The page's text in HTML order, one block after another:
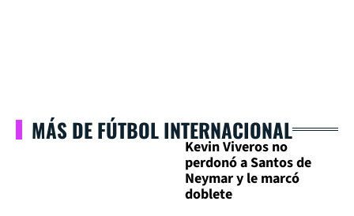
MÁS DE FÚTBOL INTERNACIONAL
Kevin Viveros no
perdonó a Santos de
Neymar y le marcó
doblete